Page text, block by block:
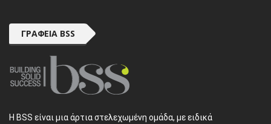
ΓΡΑΦΕΊΑ BSS
H BSS είναι μια άρτια στελεχωμένη ομάδα, με ειδικά